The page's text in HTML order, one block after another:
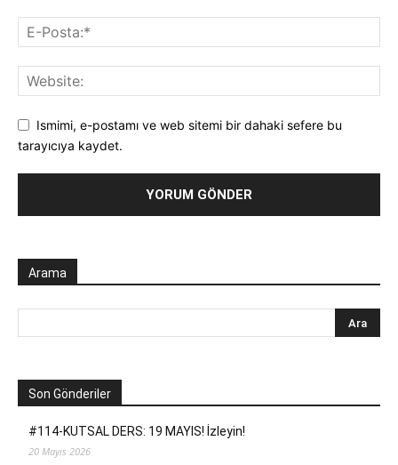
Ismimi, e-postamı ve web sitemi bir dahaki sefere bu
tarayıcıya kaydet.
Arama
Son Gönderiler
#114-KUTSAL DERS: 19 MAYIS! İzleyin!
20 Mayıs 2026